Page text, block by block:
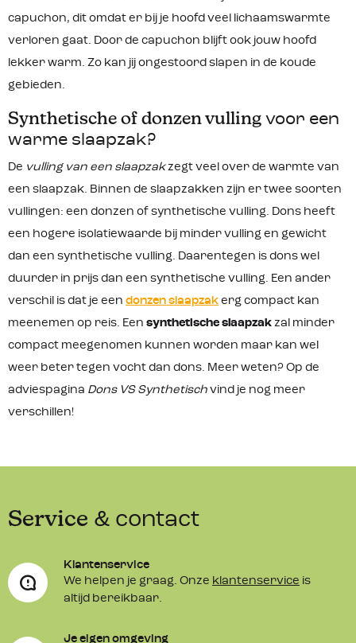
bescherming Ruime pasvorm
Meshvak aan de binnenkant Lussen
op het voetgedeelte Glow in the dark
ritstrekker 3D Gewatteerde
ritssluiting met tochtstrip Niet
capuchon, dit omdat er bij je hoofd veel lichaamswarmte
verloren gaat. Door de capuchon blijft ook jouw hoofd
lekker warm. Zo kan jij ongestoord slapen in de koude
gebieden.
Synthetische of donzen vulling voor een
warme slaapzak?
De vulling van een slaapzakzegt veel over de warmte van
een slaapzak. Binnen de slaapzakken zijn er twee soorten
vullingen: een donzen of synthetische vulling. Dons heeft
een hogere isolatiewaarde bij minder vulling en gewicht
dan een synthetische vulling. Daarentegen is dons wel
duurder in prijs dan een synthetische vulling. Een ander
verschil is dat je een donzen slaapzak erg compact kan
meenemen op reis. Een synthetische slaapzak zal minder
compact meegenomen kunnen worden maar kan wel
weer beter tegen vocht dan dons. Meer weten? Op de
adviespagina Dons VS Synthetisch vind je nog meer
verschillen!
Service & contact
Klantenservice
We helpen je graag. Onze klantenservice is
altijd bereikbaar.
Je eigen omgeving